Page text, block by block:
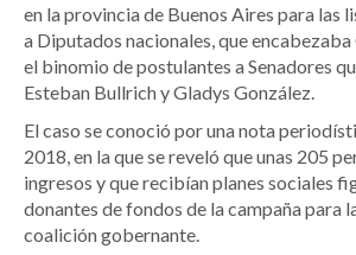
en la provincia de Buenos Aires para las
a Diputados nacionales, que
el binomio de postulantes a Senadores
Esteban Bullrich y Gladys González.
El caso se conoció por una nota
2018, en la que se reveló que unas 205
ingresos y que recibían planes sociales
donantes de fondos de la campaña para
coalición gobernante.